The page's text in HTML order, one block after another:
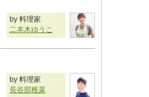
by 料理家
二本木ゆうこ
by 料理家
長谷部稚菜